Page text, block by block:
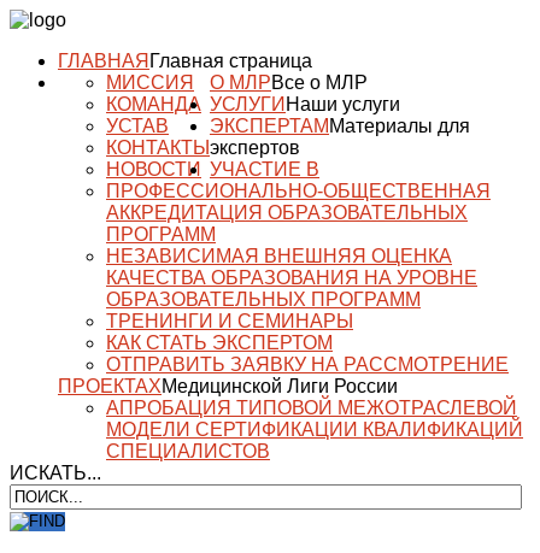
ГЛАВНАЯ Главная страница
О МЛРВсе о МЛР
МИССИЯ
КОМАНДА
УСТАВ
КОНТАКТЫ
НОВОСТИ
УСЛУГИ Наши услуги
ПРОФЕССИОНАЛЬНО-ОБЩЕСТВЕННАЯ
АККРЕДИТАЦИЯ ОБРАЗОВАТЕЛЬНЫХ
ПРОГРАММ
НЕЗАВИСИМАЯ ВНЕШНЯЯ ОЦЕНКА
КАЧЕСТВА ОБРАЗОВАНИЯ НА УРОВНЕ
ОБРАЗОВАТЕЛЬНЫХ ПРОГРАММ
ТРЕНИНГИ И СЕМИНАРЫ
ЭКСПЕРТАМ Материалы для
экспертов
КАК СТАТЬ ЭКСПЕРТОМ
ОТПРАВИТЬ ЗАЯВКУ НА РАССМОТРЕНИЕ
УЧАСТИЕ В
ПРОЕКТАХМедицинской Лиги России
АПРОБАЦИЯ ТИПОВОЙ МЕЖОТРАСЛЕВОЙ
МОДЕЛИ СЕРТИФИКАЦИИ КВАЛИФИКАЦИЙ
СПЕЦИАЛИСТОВ
ИСКАТЬ...